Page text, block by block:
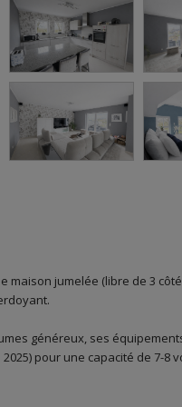
maison jumelée (libre de 3
généreux, ses
pour une capacité de 7-8